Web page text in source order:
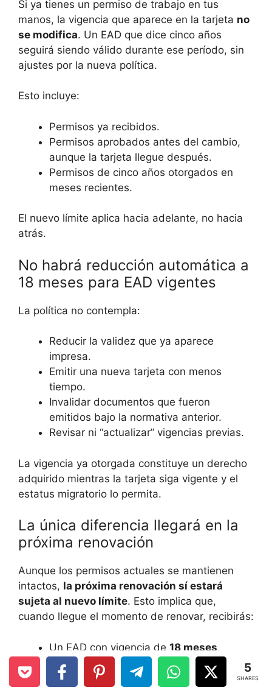
Si ya tienes un permiso de trabajo en tus
manos, la vigencia que aparece en la tarjeta no
se modifica. Un EAD que dice cinco años
seguirá siendo válido durante ese período, sin
ajustes por la nueva política.
Esto incluye:
Permisos ya recibidos.
Permisos aprobados antes del cambio,
aunque la tarjeta llegue después.
Permisos de cinco años otorgados en
meses recientes.
El nuevo límite aplica hacia adelante, no hacia
atrás.
No habrá reducción automática a
18 meses para EAD vigentes
La política no contempla:
Reducir la validez que ya aparece
impresa.
Emitir una nueva tarjeta con menos
tiempo.
Invalidar documentos que fueron
emitidos bajo la normativa anterior.
Revisar ni “actualizar” vigencias previas.
La vigencia ya otorgada constituye un derecho
adquirido mientras la tarjeta siga vigente y el
estatus migratorio lo permita.
La única diferencia llegará en la
próxima renovación
Aunque los permisos actuales se mantienen
intactos, la próxima renovación sí estará
sujeta al nuevo límite. Esto implica que,
cuando llegue el momento de renovar, recibirás:
Un EAD con vigencia de 18 meses,
aun si tu permiso anterior fue de cinco
años.
5
SHARES